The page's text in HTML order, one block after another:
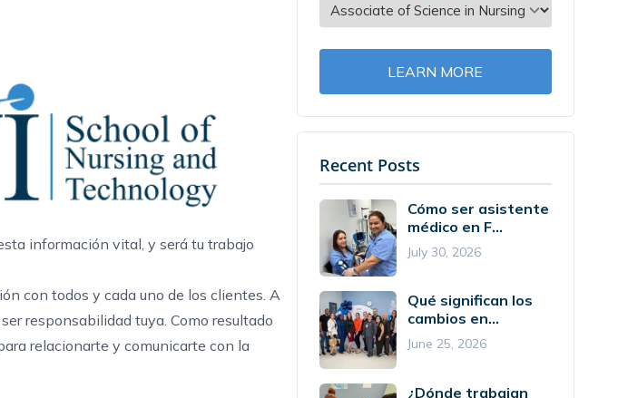
información vital, y será tu trabajo
con todos y cada uno de los clientes. A
responsabilidad tuya. Como resultado
relacionarte y comunicarte con la
LEARN MORE
Recent Posts
Cómo ser asistente
médico en F...
July 30, 2026
Qué significan los
cambios en...
June 25, 2026
¿Dónde trabajan